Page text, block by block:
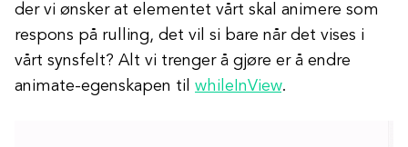
der vi ønsker at elementet vårt skal animere som
respons på rulling, det vil si bare når det vises i
vårt synsfelt? Alt vi trenger å gjøre er å endre
animate-egenskapen til whileInView.